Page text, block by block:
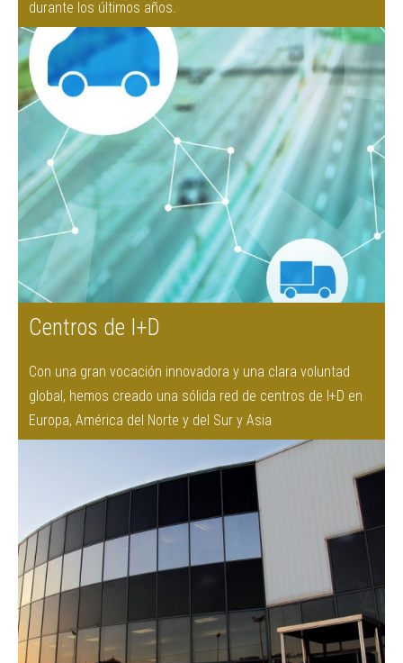
durante los últimos años.
Centros de I+D
Con una gran vocación innovadora y una clara voluntad
global, hemos creado una sólida red de centros de I+D en
Europa, América del Norte y del Sur y Asia